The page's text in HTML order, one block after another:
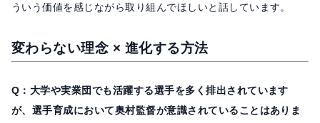
ういう価値を感じながら取り組んでほしいと話しています。
変わらない理念 × 進化する方法
Q：大学や実業団でも活躍する選手を多く排出されています
が、選手育成において奥村監督が意識されていることはありま